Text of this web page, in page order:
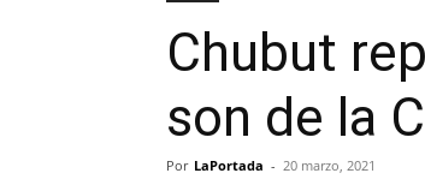
Chubut
son de la
Por LaPortada - 20 marzo, 2021